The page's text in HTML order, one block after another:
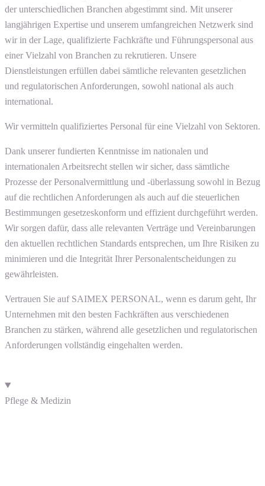
der unterschiedlichen Branchen abgestimmt sind. Mit unserer
langjährigen Expertise und unserem umfangreichen Netzwerk sind
wir in der Lage, qualifizierte Fachkräfte und Führungspersonal aus
einer Vielzahl von Branchen zu rekrutieren. Unsere
Dienstleistungen erfüllen dabei sämtliche relevanten gesetzlichen
und regulatorischen Anforderungen, sowohl national als auch
international.
Wir vermitteln qualifiziertes Personal für eine Vielzahl von Sektoren.
Dank unserer fundierten Kenntnisse im nationalen und
internationalen Arbeitsrecht stellen wir sicher, dass sämtliche
Prozesse der Personalvermittlung und -überlassung sowohl in Bezug
auf die rechtlichen Anforderungen als auch auf die steuerlichen
Bestimmungen gesetzeskonform und effizient durchgeführt werden.
Wir sorgen dafür, dass alle relevanten Verträge und Vereinbarungen
den aktuellen rechtlichen Standards entsprechen, um Ihre Risiken zu
minimieren und die Integrität Ihrer Personalentscheidungen zu
gewährleisten.
Vertrauen Sie auf SAIMEX PERSONAL, wenn es darum geht, Ihr
Unternehmen mit den besten Fachkräften aus verschiedenen
Branchen zu stärken, während alle gesetzlichen und regulatorischen
Anforderungen vollständig eingehalten werden.
Pflege & Medizin